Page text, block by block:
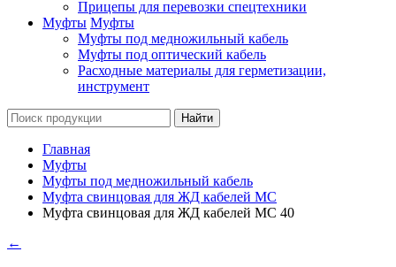
Прицепы для перевозки спецтехники
Муфты Муфты
Муфты под медножильный кабель
Муфты под оптический кабель
Расходные материалы для герметизации,
инструмент
Главная
Муфты
Муфты под медножильный кабель
Муфта свинцовая для ЖД кабелей МС
Муфта свинцовая для ЖД кабелей МС 40
←